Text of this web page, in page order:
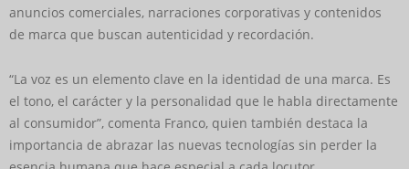
anuncios comerciales, narraciones corporativas y contenidos
de marca que buscan autenticidad y recordación.
“La voz es un elemento clave en la identidad de una marca. Es
el tono, el carácter y la personalidad que le habla directamente
al consumidor”, comenta Franco, quien también destaca la
importancia de abrazar las nuevas tecnologías sin perder la